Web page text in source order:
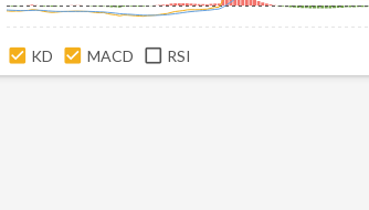
KD MACD RSI